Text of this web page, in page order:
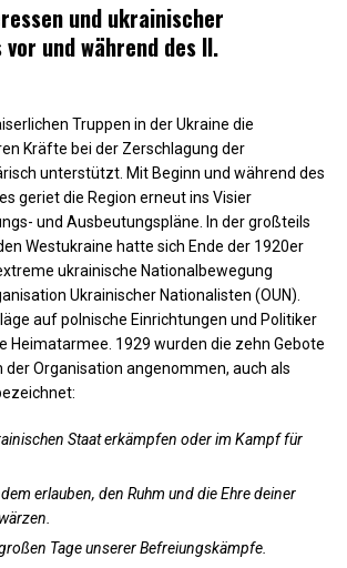
und ukrainischer
und während des II.
Truppen in der Ukraine die
Kräfte bei der Zerschlagung der
unterstützt. Mit Beginn und während des
geriet die Region erneut ins Visier
und Ausbeutungspläne. In der großteils
Westukraine hatte sich Ende der 1920er
ukrainische Nationalbewegung
Ukrainischer Nationalisten (OUN).
auf polnische Einrichtungen und Politiker
Heimatarmee. 1929 wurden die zehn Gebote
der Organisation angenommen, auch als
Staat erkämpfen oder im Kampf für
erlauben, den Ruhm und die Ehre deiner
Tage unserer Befreiungskämpfe.